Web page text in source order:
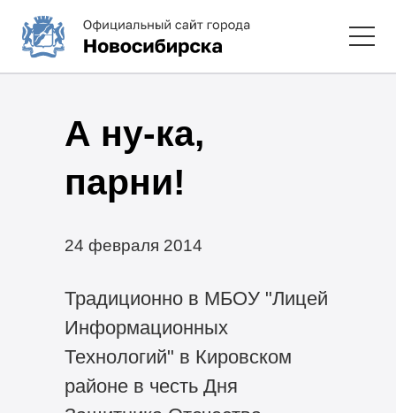
А ну-ка,
парни!
24 февраля 2014
Традиционно в МБОУ "Лицей
Информационных
Технологий" в Кировском
районе в честь Дня